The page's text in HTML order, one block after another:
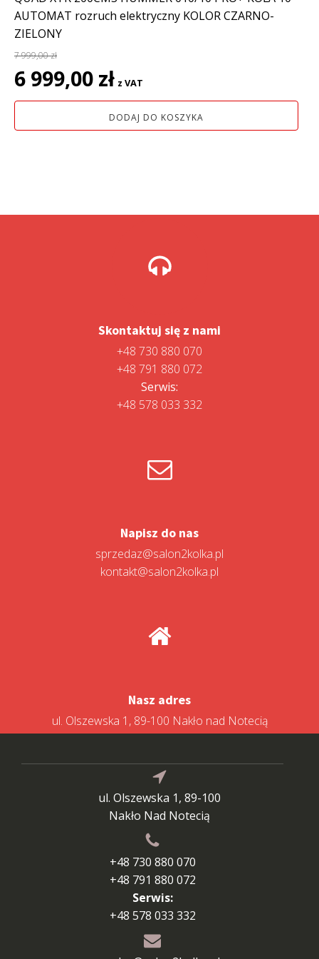
AUTOMAT rozruch elektryczny KOLOR CZARNO-
ZIELONY
7 999,00zł
Pierwotna
cena
wynosiła:
6 999,00 zł cena
wynosi:
6
z VAT
DODAJ DO KOSZYKA
Skontaktuj się z nami
+48 730 880 070
+48 791 880 072
Serwis:
+48 578 033 332
Napisz do nas
sprzedaz@salon2kolka.pl
kontakt@salon2kolka.pl
Nasz adres
ul. Olszewska 1, 89-100 Nakło nad Notecią
ul. Olszewska 1, 89-100
Nakło Nad Notecią
+48 730 880 070
+48 791 880 072
Serwis:
+48 578 033 332